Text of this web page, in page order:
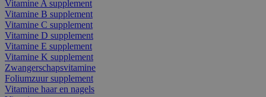
Vitamine A supplement
Vitamine B supplement
Vitamine C supplement
Vitamine D supplement
Vitamine E supplement
Vitamine K supplement
Zwangerschapsvitamine
Foliumzuur supplement
Vitamine haar en nagels